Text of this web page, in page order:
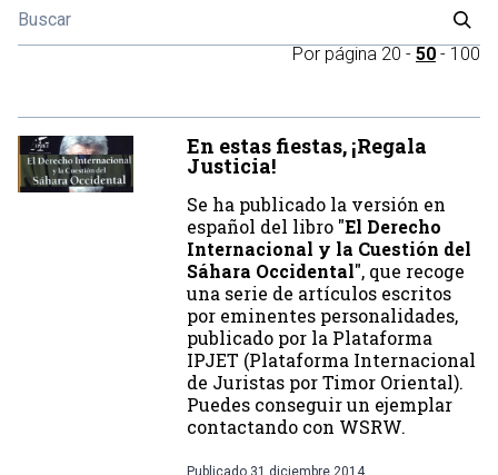
Por página 20 - 50 - 100
En estas fiestas, ¡Regala
Justicia!
Se ha publicado la versión en
español del libro "El Derecho
Internacional y la Cuestión del
Sáhara Occidental", que recoge
una serie de artículos escritos
por eminentes personalidades,
publicado por la Plataforma
IPJET (Plataforma Internacional
de Juristas por Timor Oriental).
Puedes conseguir un ejemplar
contactando con WSRW.
Publicado 31 diciembre 2014